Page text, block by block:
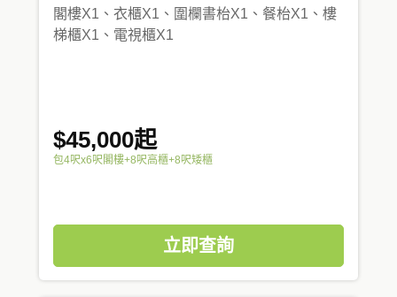
閣樓X1、衣櫃X1、圍欄書枱X1、餐枱X1、樓
梯櫃X1、電視櫃X1
$45,000起
包4呎x6呎閣樓+8呎高櫃+8呎矮櫃
立即查詢